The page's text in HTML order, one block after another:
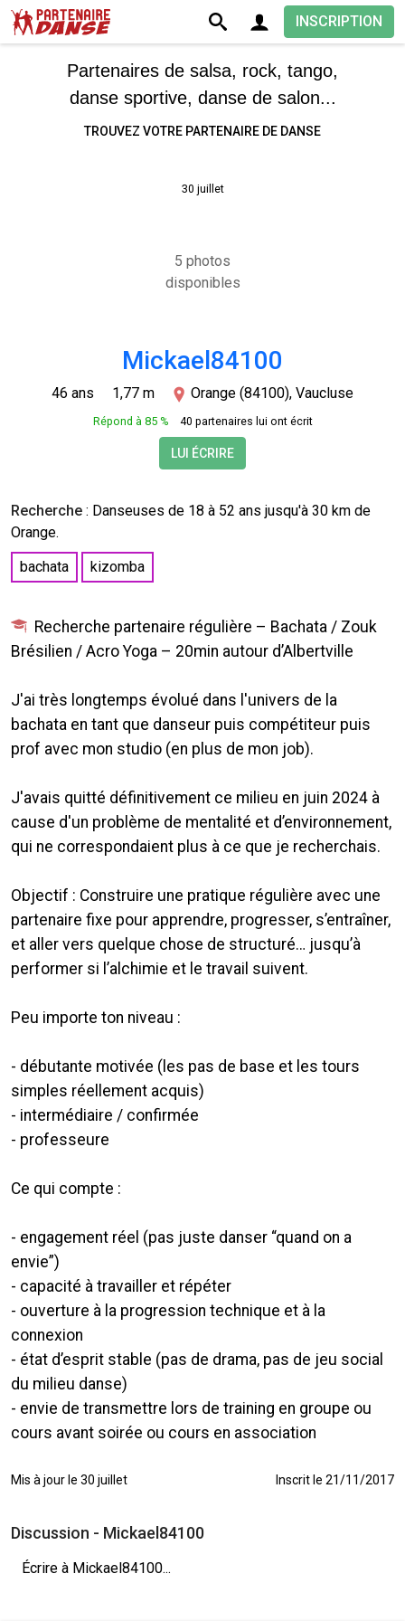
INSCRIPTION
Partenaires de salsa, rock, tango,
danse sportive, danse de salon...
TROUVEZ VOTRE PARTENAIRE DE DANSE
30 juillet
5 photos
disponibles
Mickael84100
46 ans 1,77 m Orange (84100), Vaucluse
Répond à 85 % 40 partenaires lui ont écrit
LUI ÉCRIRE
Recherche : Danseuses de 18 à 52 ans jusqu'à 30 km de
Orange.
bachata
kizomba
Recherche partenaire régulière – Bachata / Zouk
Brésilien / Acro Yoga – 20min autour d’Albertville
J'ai très longtemps évolué dans l'univers de la
bachata en tant que danseur puis compétiteur puis
prof avec mon studio (en plus de mon job).
J'avais quitté définitivement ce milieu en juin 2024 à
cause d'un problème de mentalité et d’environnement,
qui ne correspondaient plus à ce que je recherchais.
Objectif : Construire une pratique régulière avec une
partenaire fixe pour apprendre, progresser, s’entraîner,
et aller vers quelque chose de structuré… jusqu’à
performer si l’alchimie et le travail suivent.
Peu importe ton niveau :
- débutante motivée (les pas de base et les tours
simples réellement acquis)
- intermédiaire / confirmée
- professeure
Ce qui compte :
- engagement réel (pas juste danser “quand on a
envie”)
- capacité à travailler et répéter
- ouverture à la progression technique et à la
connexion
- état d’esprit stable (pas de drama, pas de jeu social
du milieu danse)
- envie de transmettre lors de training en groupe ou
cours avant soirée ou cours en association
Mis à jour le 30 juillet Inscrit le 21/11/2017
Discussion - Mickael84100
Écrire à Mickael84100...